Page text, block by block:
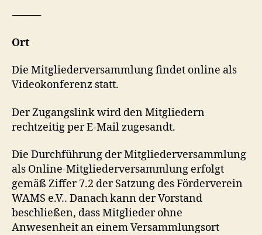
⸻
Ort
Die Mitgliederversammlung findet online als
Videokonferenz statt.
Der Zugangslink wird den Mitgliedern
rechtzeitig per E-Mail zugesandt.
Die Durchführung der Mitgliederversammlung
als Online-Mitgliederversammlung erfolgt
gemäß Ziffer 7.2 der Satzung des Förderverein
WAMS e.V.. Danach kann der Vorstand
beschließen, dass Mitglieder ohne
Anwesenheit an einem Versammlungsort